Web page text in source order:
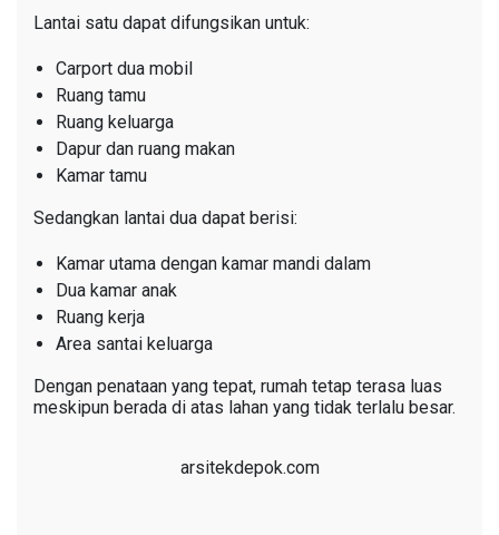
Lantai satu dapat difungsikan untuk:
Carport dua mobil
Ruang tamu
Ruang keluarga
Dapur dan ruang makan
Kamar tamu
Sedangkan lantai dua dapat berisi:
Kamar utama dengan kamar mandi dalam
Dua kamar anak
Ruang kerja
Area santai keluarga
Dengan penataan yang tepat, rumah tetap terasa luas
meskipun berada di atas lahan yang tidak terlalu besar.
arsitekdepok.com